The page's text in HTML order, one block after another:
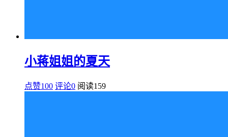
小蒋姐姐的夏天
点赞100 评论0 阅读159